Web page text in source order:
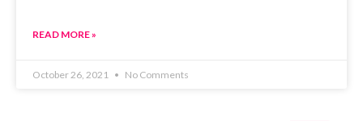
READ MORE »
October 26, 2021 No Comments